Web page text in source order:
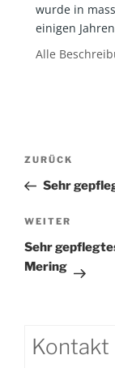
wurde in
einigen
Die
ein Duschbad
Ein großer
hervorragend
geeignet. Der
gut wie nicht
Alle
Vorheriger
Beitrag
ZURÜCK
Sehr
Nächster
Beitrag
WEITER
Sehr
Mering
Kontakt